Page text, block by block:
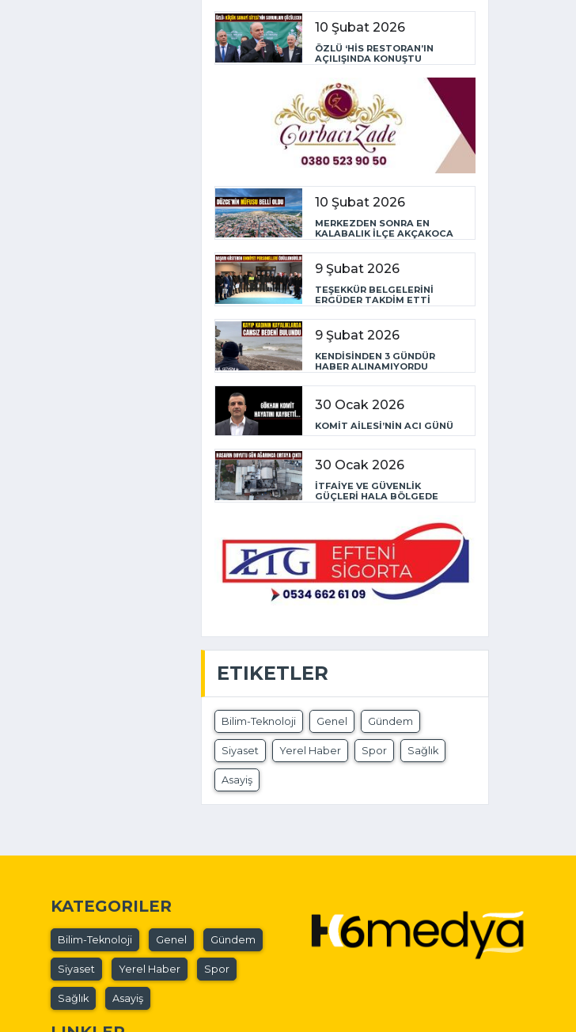
10 Şubat 2026
ÖZLÜ ‘HİS RESTORAN’IN
AÇILIŞINDA KONUŞTU
10 Şubat 2026
MERKEZDEN SONRA EN
KALABALIK İLÇE AKÇAKOCA
9 Şubat 2026
TEŞEKKÜR BELGELERİNİ
ERGÜDER TAKDİM ETTİ
9 Şubat 2026
KENDİSİNDEN 3 GÜNDÜR
HABER ALINAMIYORDU
30 Ocak 2026
KOMİT AİLESİ’NİN ACI GÜNÜ
30 Ocak 2026
İTFAİYE VE GÜVENLİK
GÜÇLERİ HALA BÖLGEDE
ETIKETLER
Bilim-Teknoloji Genel Gündem
Siyaset Yerel Haber Spor Sağlık
Asayiş
KATEGORILER
Bilim-Teknoloji Genel Gündem
Siyaset Yerel Haber Spor
Sağlık Asayiş